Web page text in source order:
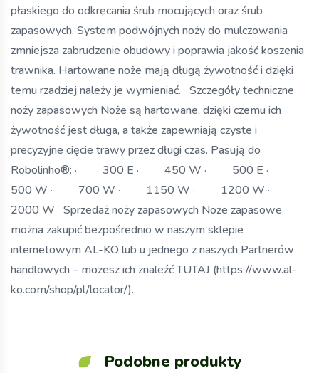
płaskiego do odkręcania śrub mocujących oraz śrub
zapasowych. System podwójnych noży do mulczowania
zmniejsza zabrudzenie obudowy i poprawia jakość koszenia
trawnika. Hartowane noże mają długą żywotność i dzięki
temu rzadziej należy je wymieniać. Szczegóły techniczne
noży zapasowych Noże są hartowane, dzięki czemu ich
żywotność jest długa, a także zapewniają czyste i
precyzyjne cięcie trawy przez długi czas. Pasują do
Robolinho®: · 300 E · 450 W · 500 E ·
500 W · 700 W · 1150 W · 1200 W ·
2000 W Sprzedaż noży zapasowych Noże zapasowe
można zakupić bezpośrednio w naszym sklepie
internetowym AL-KO lub u jednego z naszych Partnerów
handlowych – możesz ich znaleźć TUTAJ (https://www.al-
ko.com/shop/pl/locator/).
Podobne produkty